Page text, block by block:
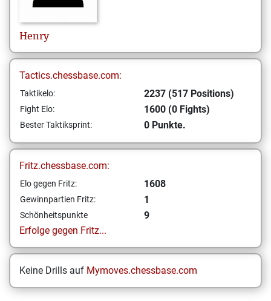
Henry
Tactics.chessbase.com:
Taktikelo: 2237 (517 Positions)
Fight Elo: 1600 (0 Fights)
Bester Taktiksprint: 0 Punkte.
Fritz.chessbase.com:
Elo gegen Fritz: 1608
Gewinnpartien Fritz: 1
Schönheitspunkte
9
Erfolge gegen Fritz...
Keine Drills auf Mymoves.chessbase.com